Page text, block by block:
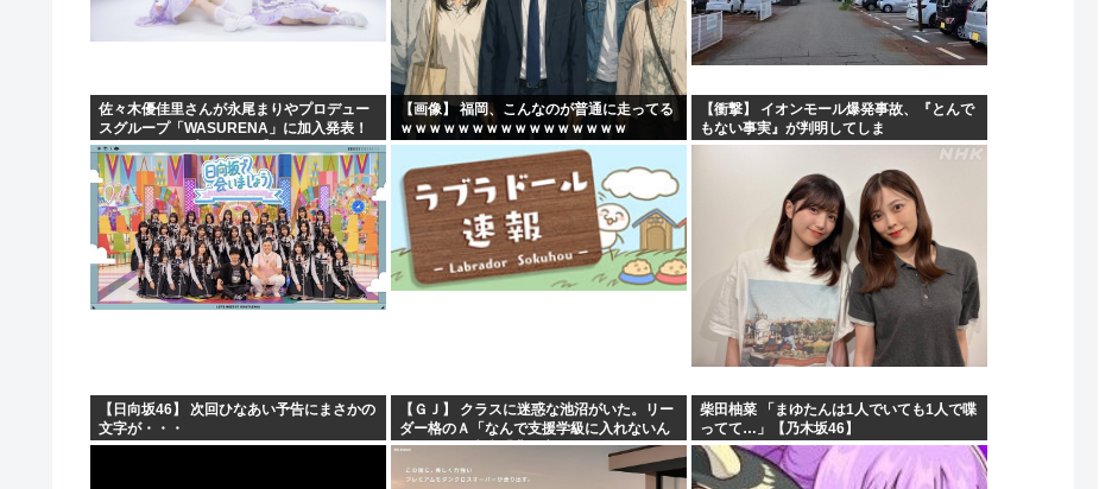
佐々木優佳里さんが永尾まりやプロデュー
スグループ「WASURENA」に加入発表！
現在のグループと兼任へ【元AKB48ゆかる
ん・まりやぎ】
【画像】 福岡、こんなのが普通に走ってる
ｗｗｗｗｗｗｗｗｗｗｗｗｗｗｗｗ
【衝撃】 イオンモール爆発事故、『とんで
もない事実』が判明してしま
う・・・・・・
【日向坂46】 次回ひなあい予告にまさかの
文字が・・・
【ＧＪ】 クラスに迷惑な池沼がいた。リー
ダー格のＡ「なんで支援学級に入れないん
ですか？」先生「背の高い低いと同じで、
これも個性なの！差別は...
柴田柚菜 「まゆたんは1人でいても1人で喋
ってて…」【乃木坂46】